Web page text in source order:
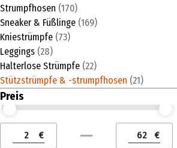
Strumpfhosen (170)
Sneaker & Füßlinge (169)
Kniestrümpfe (73)
Leggings (28)
Halterlose Strümpfe (22)
Stützstrümpfe & -strumpfhosen (21)
Preis
Preis (€) ab
Preis (€) bis
Preis (€) ab
€
Preis (€)
€